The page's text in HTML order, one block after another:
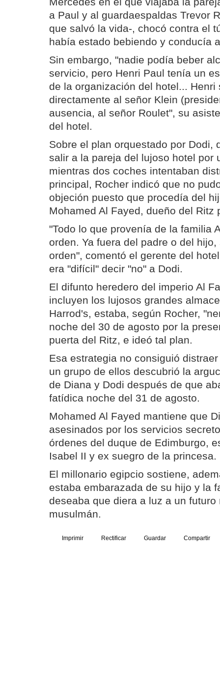
a Paul y al guardaespaldas Trevor
que salvó la vida-, chocó contra el
había estado bebiendo y conducía
Sin embargo, "nadie podía beber
servicio, pero Henri Paul tenía un
de la organización del hotel... Henri
directamente al señor Klein
ausencia, al señor Roulet", su
del hotel.
Sobre el plan orquestado por Dodi,
salir a la pareja del lujoso hotel por
mientras dos coches intentaban
principal, Rocher indicó que no
objeción puesto que procedía del
Mohamed Al Fayed, dueño del Ritz
"Todo lo que provenía de la familia
orden. Ya fuera del padre o del
orden", comentó el gerente del
era "difícil" decir "no" a Dodi.
El difunto heredero del imperio Al
incluyen los lujosos grandes
Harrod's, estaba, según Rocher,
noche del 30 de agosto por la
puerta del Ritz, e ideó tal plan.
Esa estrategia no consiguió
un grupo de ellos descubrió la
de Diana y Dodi después de que
fatídica noche del 31 de agosto.
Mohamed Al Fayed mantiene que
asesinados por los servicios
órdenes del duque de Edimburgo,
Isabel II y ex suegro de la princesa.
El millonario egipcio sostiene,
estaba embarazada de su hijo y la
deseaba que diera a luz a un
musulmán.
Imprimir Rectificar Guardar Compartir